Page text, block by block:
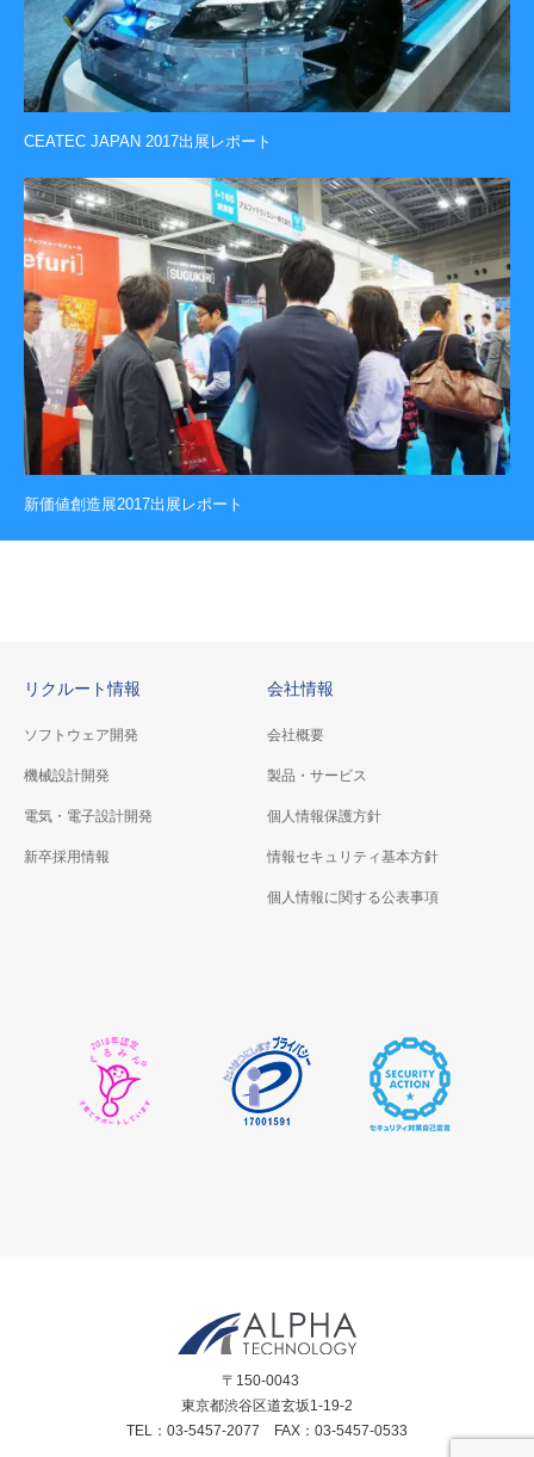
CEATEC JAPAN 2017出展レポート
新価値創造展2017出展レポート
リクルート情報
ソフトウェア開発
機械設計開発
電気・電子設計開発
新卒採用情報
会社情報
会社概要
製品・サービス
個人情報保護方針
情報セキュリティ基本方針
個人情報に関する公表事項
〒150-0043
東京都渋谷区道玄坂1-19-2
TEL：03-5457-2077 FAX：03-5457-0533